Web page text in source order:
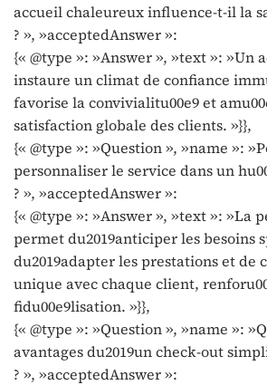
accueil chaleureux influence-t-il la
? », »acceptedAnswer »:
{« @type »: »Answer », »text »: »Un
instaure un climat de confiance
favorise la convivialitu00e9 et
satisfaction globale des clients. »}},
{« @type »: »Question », »name »:
personnaliser le service dans un
? », »acceptedAnswer »:
{« @type »: »Answer », »text »: »La
permet du2019anticiper les besoins
du2019adapter les prestations et de
unique avec chaque client,
fidu00e9lisation. »}},
{« @type »: »Question », »name »:
avantages du2019un check-out
? », »acceptedAnswer »: